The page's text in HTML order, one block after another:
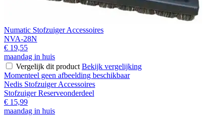
Numatic Stofzuiger Accessoires
NVA-28N
€ 19,55
maandag in huis
Vergelijk dit product Bekijk vergelijking
Momenteel geen afbeelding beschikbaar
Nedis Stofzuiger Accessoires
Stofzuiger Reserveonderdeel
€ 15,99
maandag in huis